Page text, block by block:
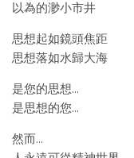
以為的渺小市井
思想起如鏡頭焦距
思想落如水歸大海
是您的思想…
是思想的您…
然而…